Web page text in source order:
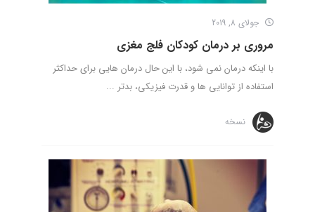
جولای 8, 2019
مروری بر درمان کودکان فلج مغزی
با اینکه درمان نمی شود، با این حال درمان هایی برای حداکثر
استفاده از توانایی ها و قدرت فیزیکی، بدتر ...
نسخه